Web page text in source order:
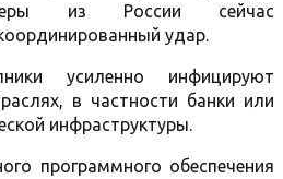
из России сейчас
удар.
усиленно инфицируют
в частности банки или
инфраструктуры.
программного обеспечения